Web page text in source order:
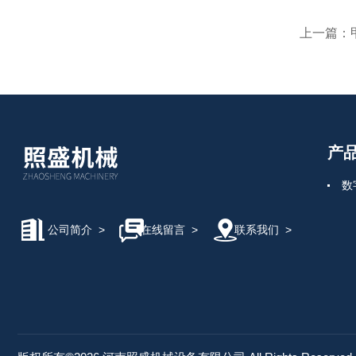
上一篇：
公司简介 > 在线留言 > 联系我们 >
产
数